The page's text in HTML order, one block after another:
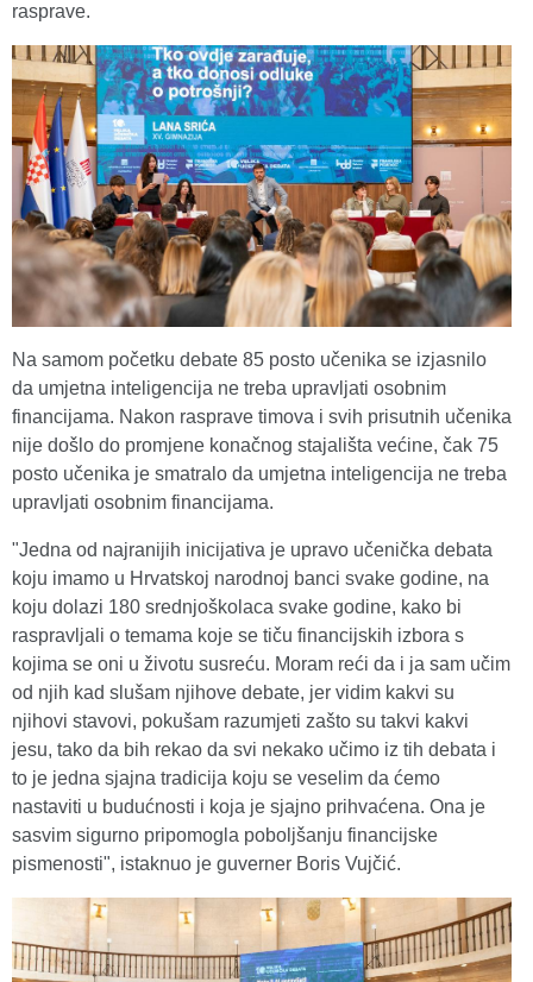
rasprave.
Na samom početku debate 85 posto učenika se izjasnilo
da umjetna inteligencija ne treba upravljati osobnim
financijama. Nakon rasprave timova i svih prisutnih učenika
nije došlo do promjene konačnog stajališta većine, čak 75
posto učenika je smatralo da umjetna inteligencija ne treba
upravljati osobnim financijama.
"Jedna od najranijih inicijativa je upravo učenička debata
koju imamo u Hrvatskoj narodnoj banci svake godine, na
koju dolazi 180 srednjoškolaca svake godine, kako bi
raspravljali o temama koje se tiču financijskih izbora s
kojima se oni u životu susreću. Moram reći da i ja sam učim
od njih kad slušam njihove debate, jer vidim kakvi su
njihovi stavovi, pokušam razumjeti zašto su takvi kakvi
jesu, tako da bih rekao da svi nekako učimo iz tih debata i
to je jedna sjajna tradicija koju se veselim da ćemo
nastaviti u budućnosti i koja je sjajno prihvaćena. Ona je
sasvim sigurno pripomogla poboljšanju financijske
pismenosti", istaknuo je guverner Boris Vujčić.